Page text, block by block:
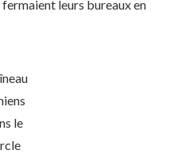
leurs bureaux en
le